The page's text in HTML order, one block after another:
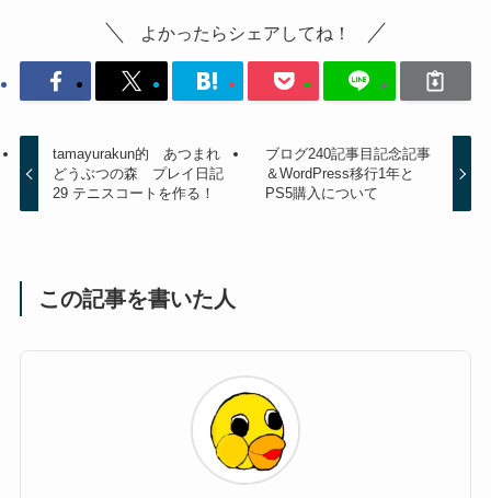
よかったらシェアしてね！
tamayurakun的 あつまれ
どうぶつの森 プレイ日記
29 テニスコートを作る！
ブログ240記事目記念記事
＆WordPress移行1年と
PS5購入について
この記事を書いた人